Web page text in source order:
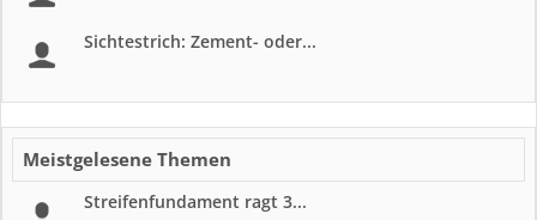
Sichtestrich: Zement- oder...
Meistgelesene Themen
Streifenfundament ragt 3...